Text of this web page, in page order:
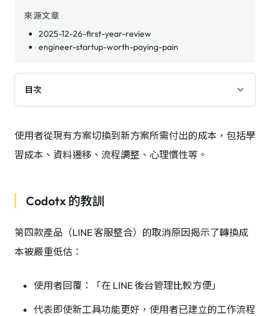
來源文章
2025-12-26-first-year-review
engineer-startup-worth-paying-pain
目次
使用者從現有方案切換到新方案所需付出的成本，包括學
習成本、資料遷移、流程調整、心理慣性等。
Codotx 的教訓
第四款產品（LINE 客服整合）的取消原因揭示了轉換成
本被嚴重低估：
使用者回覆：「在 LINE 後台管理比較方便」
代表即使新工具功能更好，使用者已建立的工作流程